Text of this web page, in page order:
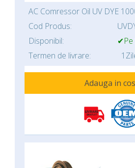
AC Comressor Oil UV DYE
Cod Produs:
Disponibil:
✔Pe
Termen de livrare:
Adauga in cos